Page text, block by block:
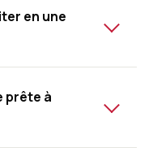
en une
prête à